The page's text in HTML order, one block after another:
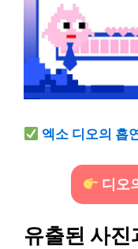
엑소 디오의 흡
디오
유출된 사